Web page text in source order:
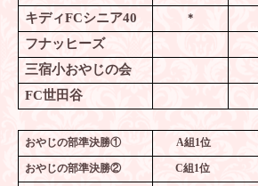
キディFCシニア40 ＊
フナッヒーズ
三宿小おやじの会
FC世田谷
おやじの部準決勝① A組1
おやじの部準決勝② C組1